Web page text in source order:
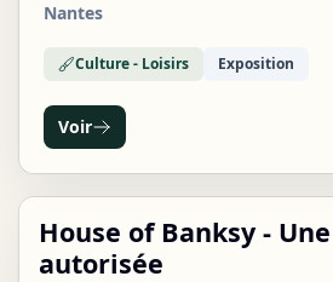
Nantes
Culture - Loisirs Exposition
Voir
DIM
09
House of Banksy -
autorisée